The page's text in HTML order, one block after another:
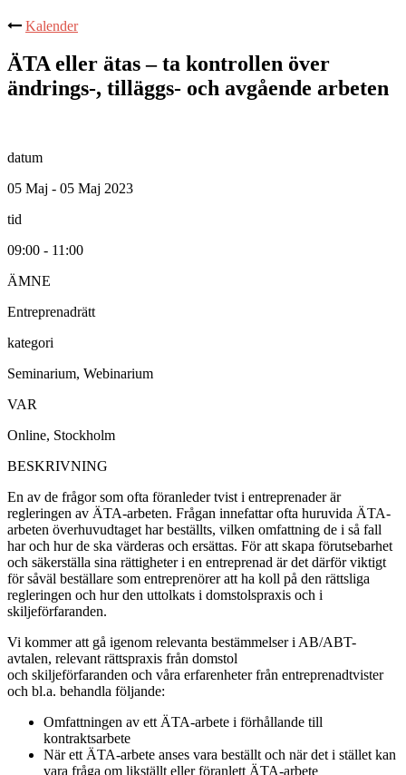
Kalender
ÄTA eller ätas – ta kontrollen över
ändrings-, tilläggs- och avgående arbeten
datum
05 Maj - 05 Maj 2023
tid
09:00 - 11:00
ÄMNE
Entreprenadrätt
kategori
Seminarium, Webinarium
VAR
Online, Stockholm
BESKRIVNING
En av de frågor som ofta föranleder tvist i entreprenader är
regleringen av ÄTA-arbeten. Frågan innefattar ofta huruvida ÄTA-
arbeten överhuvudtaget har beställts, vilken omfattning de i så fall
har och hur de ska värderas och ersättas. För att skapa förutsebarhet
och säkerställa sina rättigheter i en entreprenad är det därför viktigt
för såväl beställare som entreprenörer att ha koll på den rättsliga
regleringen och hur den uttolkats i domstolspraxis och i
skiljeförfaranden.
Vi kommer att gå igenom relevanta bestämmelser i AB/ABT-
avtalen, relevant rättspraxis från domstol
och skiljeförfaranden och våra erfarenheter från entreprenadtvister
och bl.a. behandla följande:
Omfattningen av ett ÄTA-arbete i förhållande till
kontraktsarbete
När ett ÄTA-arbete anses vara beställt och när det i stället kan
vara fråga om likställt eller föranlett ÄTA-arbete